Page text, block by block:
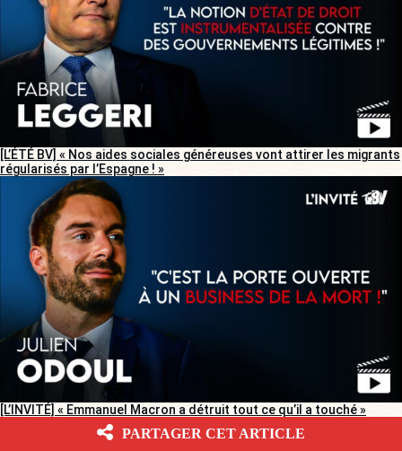
[L’ÉTÉ BV] « Nos aides sociales généreuses vont attirer les migrants
régularisés par l’Espagne ! »
[L’INVITÉ] « Emmanuel Macron a détruit tout ce qu’il a touché »
PARTAGER CET ARTICLE